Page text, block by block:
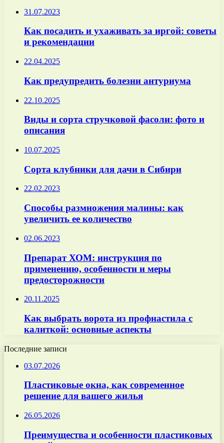
31.07.2023
Как посадить и ухаживать за иргой: советы
и рекомендации
22.04.2025
Как предупредить болезни антуриума
22.10.2025
Виды и сорта стручковой фасоли: фото и
описания
10.07.2025
Сорта клубники для дачи в Сибири
22.02.2023
Способы размножения малины: как
увеличить ее количество
02.06.2023
Препарат ХОМ: инструкция по
применению, особенности и меры
предосторожности
20.11.2025
Как выбрать ворота из профнастила с
калиткой: основные аспекты
Последние записи
03.07.2026
Пластиковые окна, как современное
решение для вашего жилья
26.05.2026
Преимущества и особенности пластиковых